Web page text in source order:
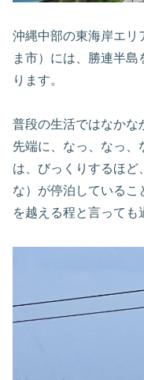
沖縄中部の東海岸エリ
ま市）には、勝連半
ります。
普段の生活ではなかな
先端に、なっ、なっ、
は、びっくりするほど
な）が停泊しているこ
を越える程と言っても